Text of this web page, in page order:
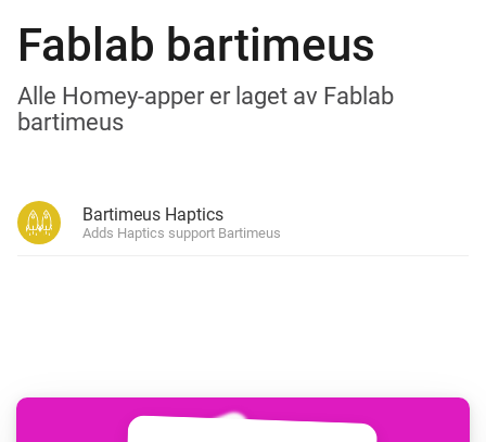
Fablab bartimeus
Alle Homey-apper er laget av Fablab
bartimeus
Bartimeus Haptics
Adds Haptics support Bartimeus